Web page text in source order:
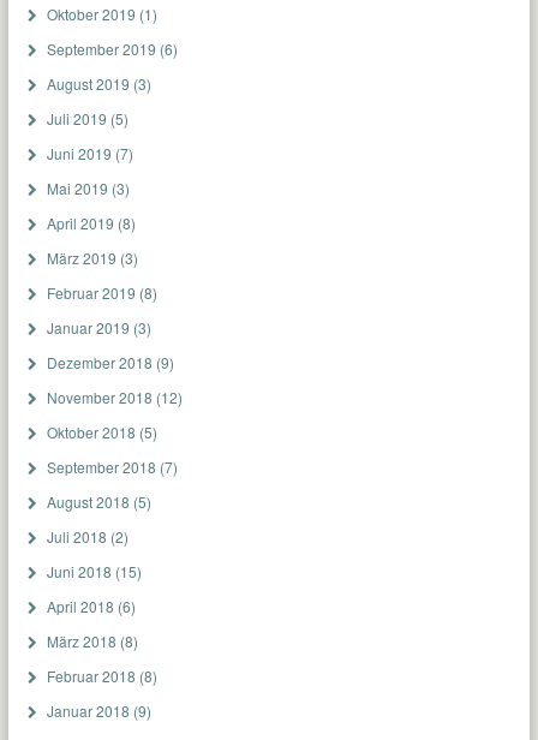
Oktober 2019 (1)
September 2019 (6)
August 2019 (3)
Juli 2019 (5)
Juni 2019 (7)
Mai 2019 (3)
April 2019 (8)
März 2019 (3)
Februar 2019 (8)
Januar 2019 (3)
Dezember 2018 (9)
November 2018 (12)
Oktober 2018 (5)
September 2018 (7)
August 2018 (5)
Juli 2018 (2)
Juni 2018 (15)
April 2018 (6)
März 2018 (8)
Februar 2018 (8)
Januar 2018 (9)